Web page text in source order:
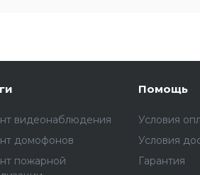
видеонаблюдения
домофонов
пожарной
Помощь
Условия
Условия
Гарантия